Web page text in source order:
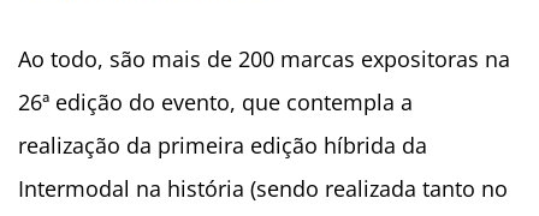
Ao todo, são mais de 200 marcas expositoras na
26ª edição do evento, que contempla a
realização da primeira edição híbrida da
Intermodal na história (sendo realizada tanto no